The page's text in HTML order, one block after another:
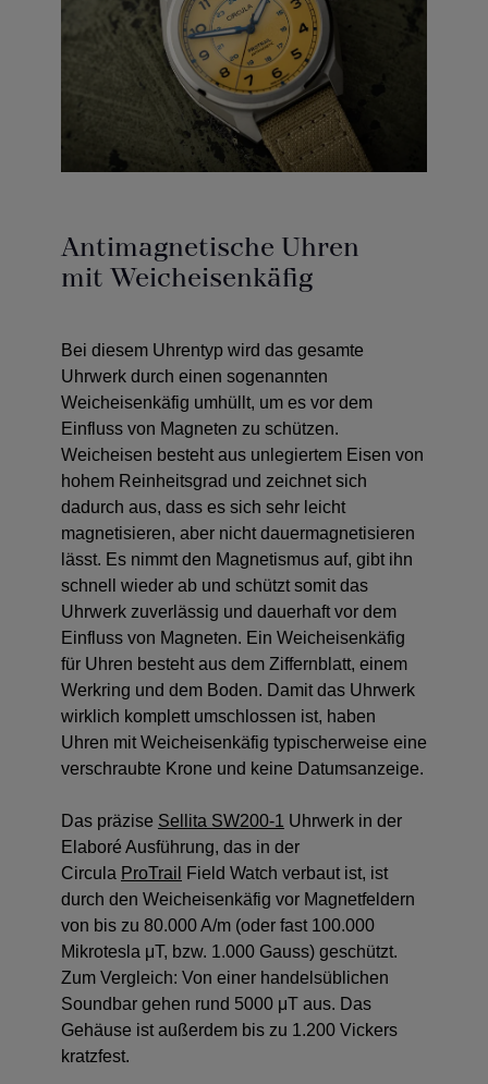
Antimagnetische Uhren
mit Weicheisenkäfig
Bei diesem Uhrentyp wird das gesamte
Uhrwerk durch einen sogenannten
Weicheisenkäfig umhüllt, um es vor dem
Einfluss von Magneten zu schützen.
Weicheisen besteht aus unlegiertem Eisen von
hohem Reinheitsgrad und zeichnet sich
dadurch aus, dass es sich sehr leicht
magnetisieren, aber nicht dauermagnetisieren
lässt. Es nimmt den Magnetismus auf, gibt ihn
schnell wieder ab und schützt somit das
Uhrwerk zuverlässig und dauerhaft vor dem
Einfluss von Magneten. Ein Weicheisenkäfig
für Uhren besteht aus dem Ziffernblatt, einem
Werkring und dem Boden. Damit das Uhrwerk
wirklich komplett umschlossen ist, haben
Uhren mit Weicheisenkäfig typischerweise eine
verschraubte Krone und keine Datumsanzeige.
Das präzise Sellita SW200-1 Uhrwerk in der
Elaboré Ausführung, das in der
Circula ProTrail
Field Watch verbaut ist, ist
durch den Weicheisenkäfig vor Magnetfeldern
von bis zu 80.000 A/m (oder fast 100.000
Mikrotesla μT, bzw. 1.000 Gauss) geschützt.
Zum Vergleich: Von einer handelsüblichen
Soundbar gehen rund 5000 μT aus. Das
Gehäuse ist außerdem bis zu 1.200 Vickers
kratzfest.